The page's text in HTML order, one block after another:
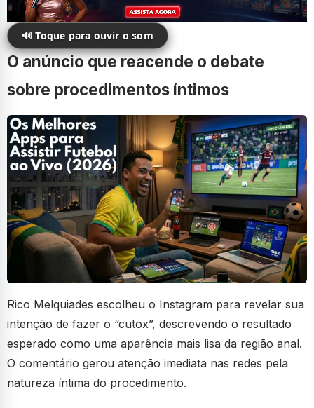
🔊 Toque para ouvir o som
O anúncio que reacende o debate
sobre procedimentos íntimos
Rico Melquiades escolheu o Instagram para revelar sua
intenção de fazer o “cutox”, descrevendo o resultado
esperado como uma aparência mais lisa da região anal.
O comentário gerou atenção imediata nas redes pela
natureza íntima do procedimento.